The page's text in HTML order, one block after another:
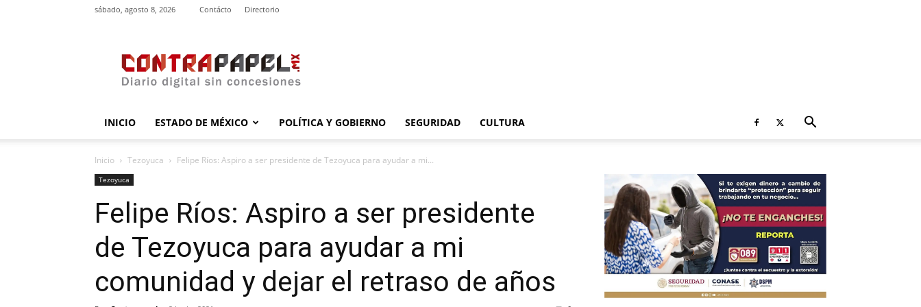
sábado, agosto 8, 2026 Contácto Directorio
INICIO ESTADO DE MÉXICO POLÍTICA Y GOBIERNO SEGURIDAD CULTURA
Inicio Tezoyuca Felipe Ríos: Aspiro a ser presidente de Tezoyuca para ayudar a mi...
Tezoyuca
Felipe Ríos: Aspiro a ser presidente
de Tezoyuca para ayudar a mi
comunidad y dejar el retraso de años